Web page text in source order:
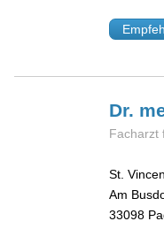
Dr.
Facharzt
St.
Am
33098